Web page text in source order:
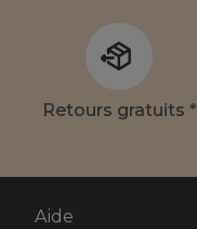
Retours gratuits *
Aide